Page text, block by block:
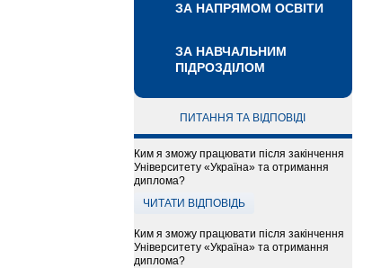
ЗА НАПРЯМОМ ОСВІТИ
ЗА НАВЧАЛЬНИМ
ПІДРОЗДІЛОМ
ПИТАННЯ ТА ВІДПОВІДІ
Ким я зможу працювати після закінчення
Університету «Україна» та отримання
диплома?
ЧИТАТИ ВІДПОВІДЬ
Ким я зможу працювати після закінчення
Університету «Україна» та отримання
диплома?